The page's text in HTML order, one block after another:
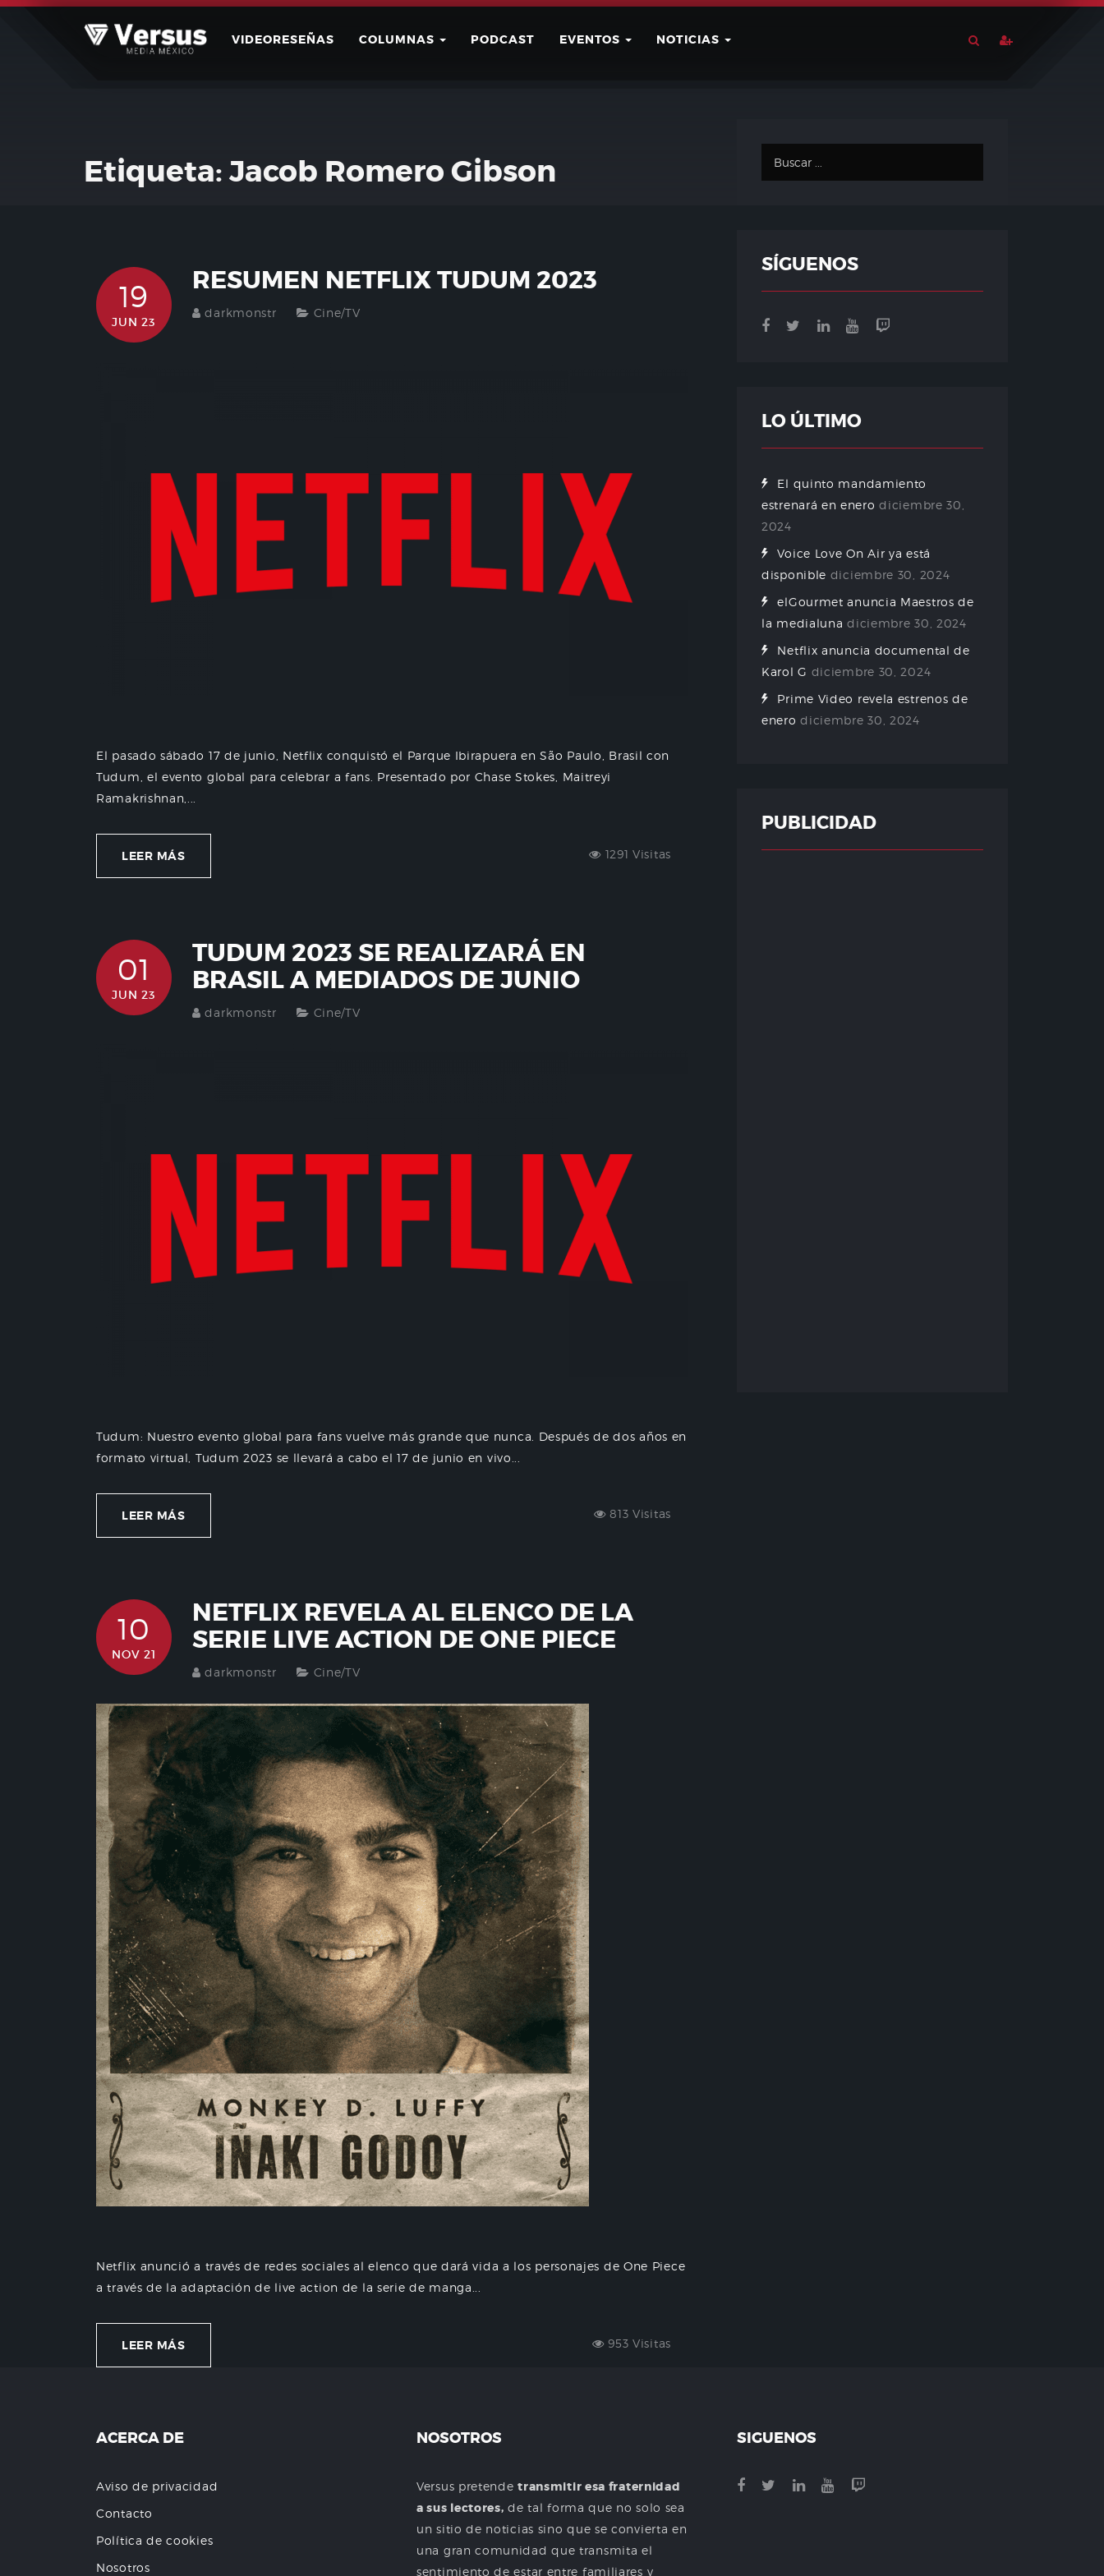
Skip
VIDEORESEÑAS COLUMNAS PODCAST EVENTOS NOTICIAS
Etiqueta:Jacob Romero Gibson
19
JUN 23
RESUMEN NETFLIX TUDUM 2023
darkmonstr Cine/TV
El pasado sábado 17 de junio, Netflix conquistó el Parque Ibirapuera en São Paulo, Brasil con
Tudum, el evento global para celebrar a fans. Presentado por Chase Stokes, Maitreyi
Ramakrishnan,...
LEER MÁS 1291 Visitas
01
JUN 23
TUDUM 2023 SE REALIZARÁ EN
BRASIL A MEDIADOS DE JUNIO
darkmonstr Cine/TV
Tudum: Nuestro evento global para fans vuelve más grande que nunca. Después de dos años en
formato virtual, Tudum 2023 se llevará a cabo el 17 de junio en vivo...
LEER MÁS 813 Visitas
10
NOV 21
NETFLIX REVELA AL ELENCO DE LA
SERIE LIVE ACTION DE ONE PIECE
darkmonstr Cine/TV
Netflix anunció a través de redes sociales al elenco que dará vida a los personajes de One Piece
a través de la adaptación de live action de la serie de manga...
LEER MÁS 953 Visitas
SÍGUENOS
LO ÚLTIMO
El quinto mandamiento
estrenará en enero diciembre 30,
2024
Voice Love On Air ya está
disponible diciembre 30, 2024
elGourmet anuncia Maestros de
la medialuna diciembre 30, 2024
Netflix anuncia documental de
Karol G diciembre 30, 2024
Prime Video revela estrenos de
enero diciembre 30, 2024
PUBLICIDAD
ACERCA DE
Aviso de privacidad
Contacto
Política de cookies
Nosotros
NOSOTROS
Versus pretendetransmitir esa fraternidad
a sus lectores, de tal forma que no solo sea
un sitio de noticias sino que se convierta en
una gran comunidad que transmita el
sentimiento de estar entre familiares y
SIGUENOS